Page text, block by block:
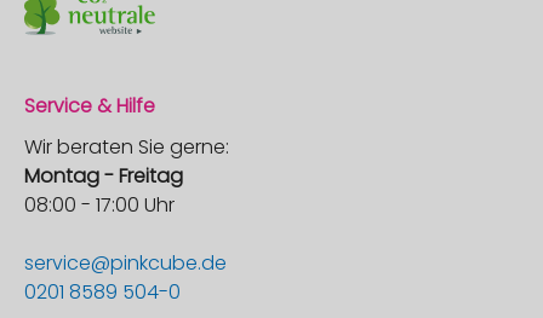
Service & Hilfe
Wir beraten Sie gerne:
Montag - Freitag
08:00 - 17:00 Uhr
service@pinkcube.de
0201 8589 504-0